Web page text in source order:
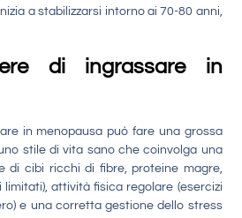
a stabilizzarsi intorno ai 70-80 anni,
di ingrassare in
in menopausa può fare una grossa
stile di vita sano che coinvolga una
di cibi ricchi di fibre, proteine magre,
attività fisica regolare (esercizi
e una corretta gestione dello stress